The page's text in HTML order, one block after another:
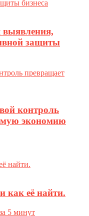
выявления,
защиты
контроль
экономию
как её найти.